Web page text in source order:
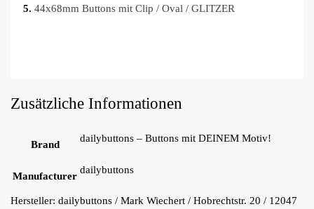
5. 44x68mm Buttons mit Clip / Oval / GLITZER
Zusätzliche Informationen
Brand
dailybuttons – Buttons mit DEINEM Motiv!
Manufacturer
dailybuttons
Hersteller: dailybuttons / Mark Wiechert / Hobrechtstr. 20 / 12047